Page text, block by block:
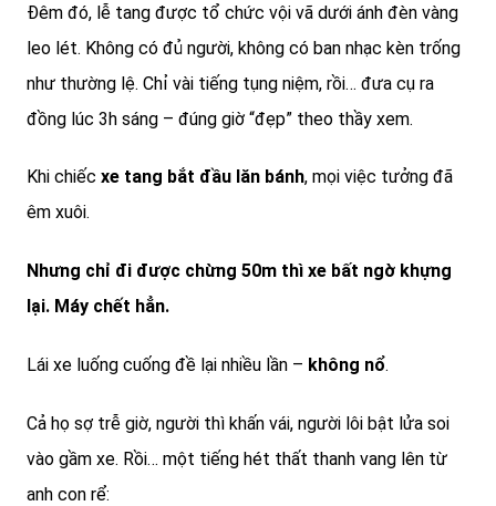
Đêm đó, lễ tang được tổ chức vội vã dưới ánh đèn vàng
leo lét. Không có đủ người, không có ban nhạc kèn trống
như thường lệ. Chỉ vài tiếng tụng niệm, rồi… đưa cụ ra
đồng lúc 3h sáng – đúng giờ “đẹp” theo thầy xem.
Khi chiếc xe tang bắt đầu lăn bánh, mọi việc tưởng đã
êm xuôi.
Nhưng chỉ đi được chừng 50m thì xe bất ngờ khựng
lại. Máy chết hẳn.
Lái xe luống cuống đề lại nhiều lần – không nổ.
Cả họ sợ trễ giờ, người thì khấn vái, người lôi bật lửa soi
vào gầm xe. Rồi… một tiếng hét thất thanh vang lên từ
anh con rể: